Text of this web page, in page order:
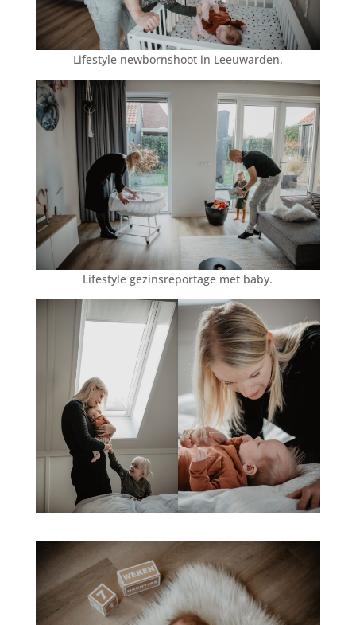
Lifestyle newbornshoot in Leeuwarden.
Lifestyle gezinsreportage met baby.